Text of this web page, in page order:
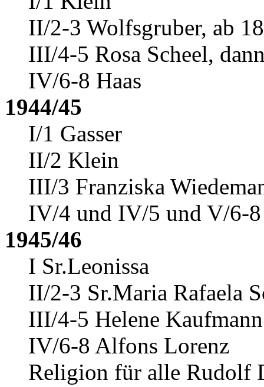
II/2-3 Wolfsgruber, ab
III/4-5 Rosa Scheel,
IV/6-8 Haas
1944/45
I/1 Gasser
II/2 Klein
III/3 Franziska
IV/4 und IV/5 und V/6-
1945/46
I Sr.Leonissa
II/2-3 Sr.Maria Rafaela
III/4-5 Helene Kaufmann
IV/6-8 Alfons Lorenz
Religion für alle Rudolf